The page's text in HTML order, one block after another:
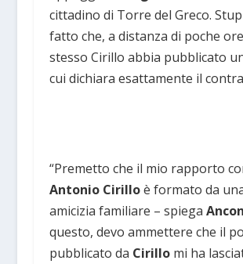
cittadino di Torre del Greco.
fatto che, a distanza di poche
stesso Cirillo abbia pubblicato
cui dichiara esattamente il
“Premetto che il mio rapporto
Antonio Cirilloè formato da
amicizia familiare – spiega
questo, devo ammettere che il
pubblicato da Cirillomi ha